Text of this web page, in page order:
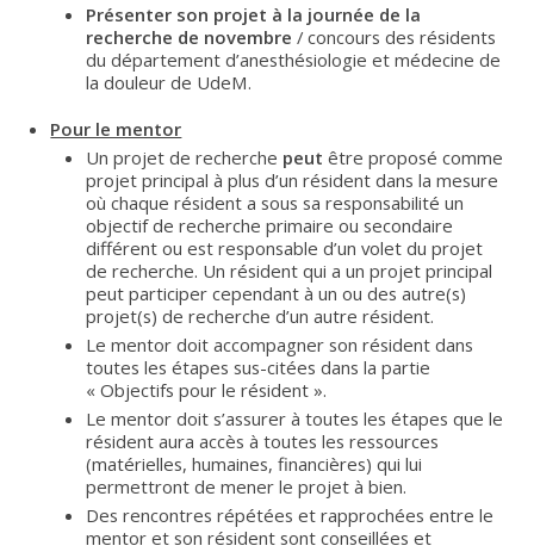
Présenter son projet à la journée de la
recherche de novembre / concours des résidents
du département d’anesthésiologie et médecine de
la douleur de UdeM.
Pour le mentor
Un projet de recherche peutêtre proposé comme
projet principal à plus d’un résident dans la mesure
où chaque résident a sous sa responsabilité un
objectif de recherche primaire ou secondaire
différent ou est responsable d’un volet du projet
de recherche. Un résident qui a un projet principal
peut participer cependant à un ou des autre(s)
projet(s) de recherche d’un autre résident.
Le mentor doit accompagner son résident dans
toutes les étapes sus-citées dans la partie
« Objectifs pour le résident ».
Le mentor doit s’assurer à toutes les étapes que le
résident aura accès à toutes les ressources
(matérielles, humaines, financières) qui lui
permettront de mener le projet à bien.
Des rencontres répétées et rapprochées entre le
mentor et son résident sont conseillées et